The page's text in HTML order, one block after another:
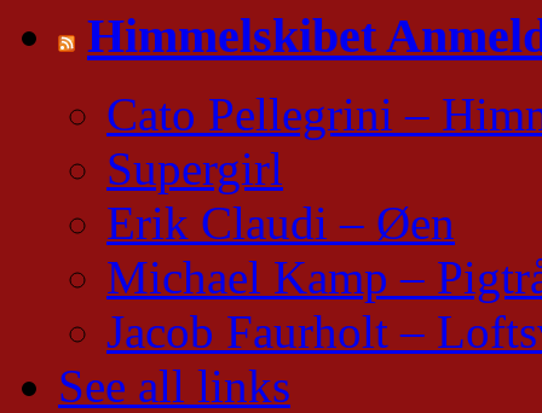
Himmelskibet
Cato Pellegrini –
Supergirl
Erik Claudi – Øen
Michael Kamp –
Jacob Faurholt –
See all links